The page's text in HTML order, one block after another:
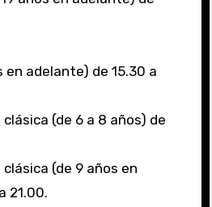
en adelante) de 15.30 a
(de 6 a 8 años) de
(de 9 años en
21.00.